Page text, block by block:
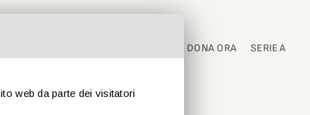
DONA ORA SERIE A
web da parte dei visitatori